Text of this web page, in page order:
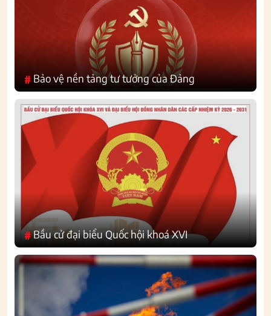
# Bảo vệ nền tảng tư tưởng của Đảng
#Bầu cử đại biểu Quốc hội khoá XVI